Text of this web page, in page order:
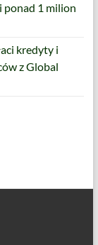
ponad 1 milion
kredyty i
z Global